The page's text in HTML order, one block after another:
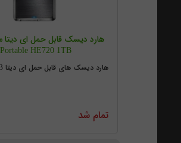
Portable HE720 1TB
هارد دیسک های قابل حمل ای دیتا HE720 1TB
تمام شد